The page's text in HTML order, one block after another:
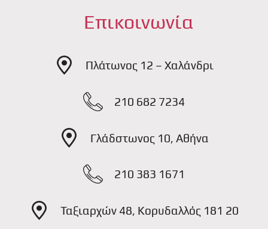
Επικοινωνία
Πλάτωνος 12 – Χαλάνδρι
210 682 7234
Γλάδστωνος 10, Αθήνα
210 383 1671
Ταξιαρχών 48, Κορυδαλλός 181 20